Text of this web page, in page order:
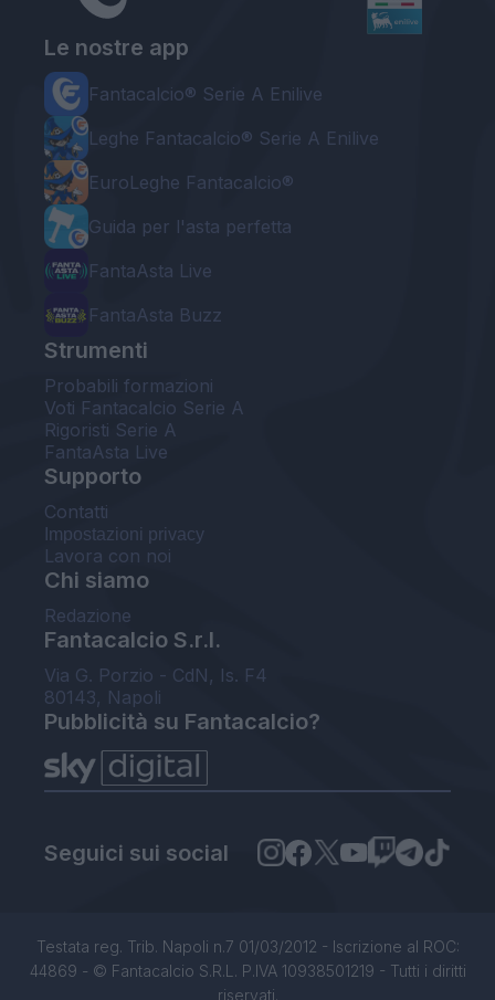
Le nostre app
Fantacalcio® Serie A Enilive
Leghe Fantacalcio® Serie A Enilive
EuroLeghe Fantacalcio®
Guida per l'asta perfetta
FantaAsta Live
FantaAsta Buzz
Strumenti
Probabili formazioni
Voti Fantacalcio Serie A
Rigoristi Serie A
FantaAsta Live
Supporto
Contatti
Impostazioni privacy
Lavora con noi
Chi siamo
Redazione
Fantacalcio S.r.l.
Via G. Porzio - CdN, Is. F4
80143, Napoli
Pubblicità su Fantacalcio?
Seguici sui social
Testata reg. Trib. Napoli n.7 01/03/2012 - Iscrizione al ROC:
44869 - © Fantacalcio S.R.L. P.IVA 10938501219 - Tutti i diritti
riservati.